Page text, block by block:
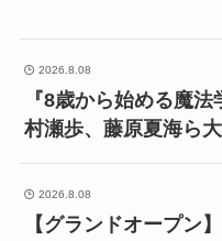
2026.8.08
『8歳から始める魔
村瀬歩、藤原夏海ら
2026.8.08
【グランドオープン